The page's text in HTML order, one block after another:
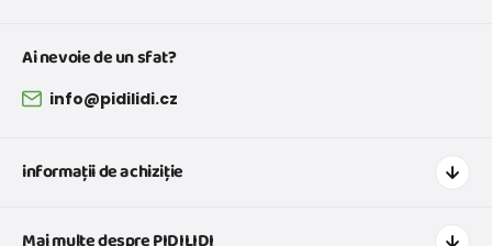
3 ani 92 - 98
Ai nevoie de un sfat?
info@pidilidi.cz
informații de achiziție